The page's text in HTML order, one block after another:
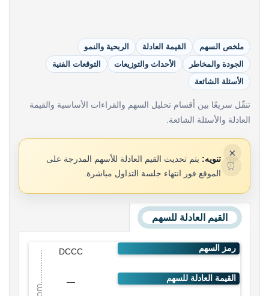
ملخص السهم القيمة العادلة
الربحية والنمو
الجودة والمخاطر
الأحداث والتوزيعات
التوقعات الفنية
الأسئلة الشائعة
تنقّل سريعًا بين أقسام تحليل السهم والقراءات الأساسية والقيمة
العادلة والأسئلة الشائعة.
×
⏰
تنويه: يتم تحديث القيم العادلة للأسهم المدرجة على
الموقع فور انتهاء جلسة التداول مباشرة.
القيم العادلة للسهم
DCCC
—